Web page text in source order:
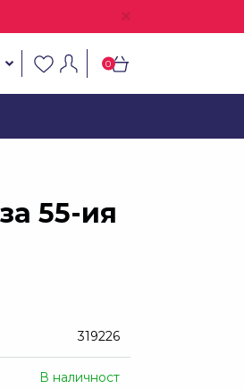
0
55-ия
319226
В наличност